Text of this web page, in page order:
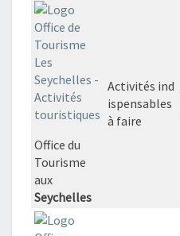
Office du
Tourisme
aux
Seychelles
Activités ind
ispensables
à faire